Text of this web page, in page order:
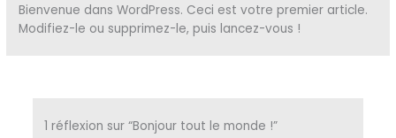
Bienvenue dans WordPress. Ceci est votre premier article.
Modifiez-le ou supprimez-le, puis lancez-vous !
1 réflexion sur “Bonjour tout le monde !”